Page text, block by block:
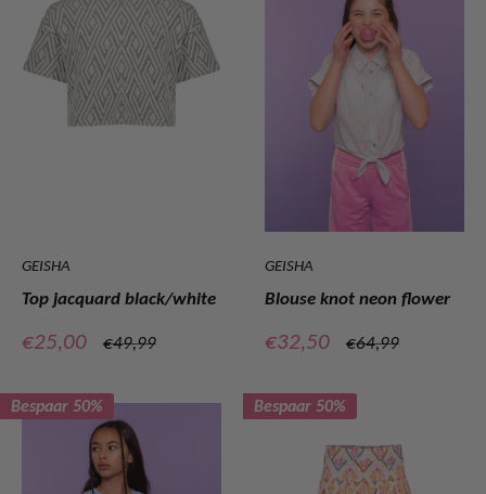
GEISHA
Top jacquard black/white
Verkoopprijs
€25,00
Normale
€49,99
GEISHA
Blouse knot neon flower
Verkoopprijs
€32,50
Normale
€64,99
Bespaar 50% Bespaar 50%